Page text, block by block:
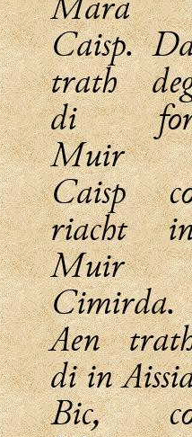
Caisp.
trath
di
Muir
Caisp
riacht
Muir
Cimirda.
Aen
di in
Bic,